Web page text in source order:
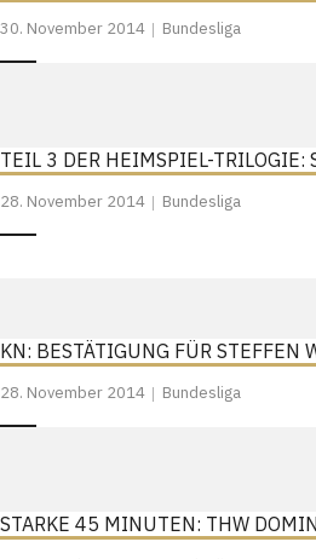
30. November 2014 Bundesliga
TEIL 3 DER HEIMSPIEL-TRILOGIE:
28. November 2014 Bundesliga
KN: BESTÄTIGUNG FÜR STEFFEN
28. November 2014 Bundesliga
STARKE 45 MINUTEN: THW